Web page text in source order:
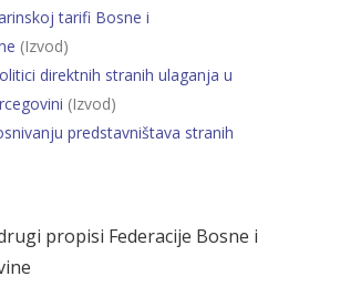
tarifi Bosne i
(Izvod)
direktnih stranih ulaganja u
(Izvod)
predstavništava stranih
propisi Federacije Bosne i